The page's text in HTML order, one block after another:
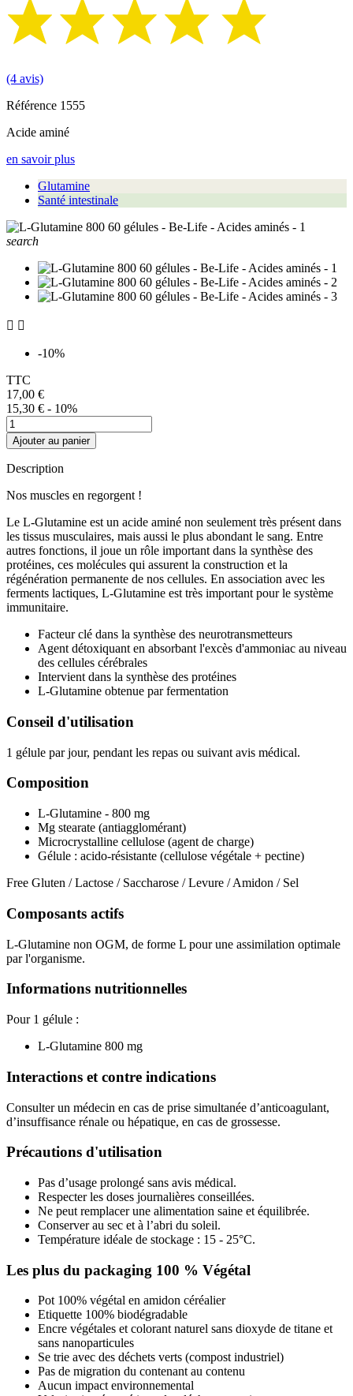
(4 avis)
Référence 1555
Acide aminé
en savoir plus
Glutamine
Santé intestinale
search
 
-10%
TTC
17,00 €
15,30 € - 10%
Ajouter au panier
Description
Nos muscles en regorgent !
Le L-Glutamine est un acide aminé non seulement très présent dans
les tissus musculaires, mais aussi le plus abondant le sang. Entre
autres fonctions, il joue un rôle important dans la synthèse des
protéines, ces molécules qui assurent la construction et la
régénération permanente de nos cellules. En association avec les
ferments lactiques, L-Glutamine est très important pour le système
immunitaire.
Facteur clé dans la synthèse des neurotransmetteurs
Agent détoxiquant en absorbant l'excès d'ammoniac au niveau
des cellules cérébrales
Intervient dans la synthèse des protéines
L-Glutamine obtenue par fermentation
Conseil d'utilisation
1 gélule par jour, pendant les repas ou suivant avis médical.
Composition
L-Glutamine - 800 mg
Mg stearate (antiagglomérant)
Microcrystalline cellulose (agent de charge)
Gélule : acido-résistante (cellulose végétale + pectine)
Free Gluten / Lactose / Saccharose / Levure / Amidon / Sel
Composants actifs
L-Glutamine non OGM, de forme L pour une assimilation optimale
par l'organisme.
Informations nutritionnelles
Pour 1 gélule :
L-Glutamine 800 mg
Interactions et contre indications
Consulter un médecin en cas de prise simultanée d’anticoagulant,
d’insuffisance rénale ou hépatique, en cas de grossesse.
Précautions d'utilisation
Pas d’usage prolongé sans avis médical.
Respecter les doses journalières conseillées.
Ne peut remplacer une alimentation saine et équilibrée.
Conserver au sec et à l’abri du soleil.
Température idéale de stockage : 15 - 25°C.
Les plus du packaging 100 % Végétal
Pot 100% végétal en amidon céréalier
Etiquette 100% biodégradable
Encre végétales et colorant naturel sans dioxyde de titane et
sans nanoparticules
Se trie avec des déchets verts (compost industriel)
Pas de migration du contenant au contenu
Aucun impact environnemental